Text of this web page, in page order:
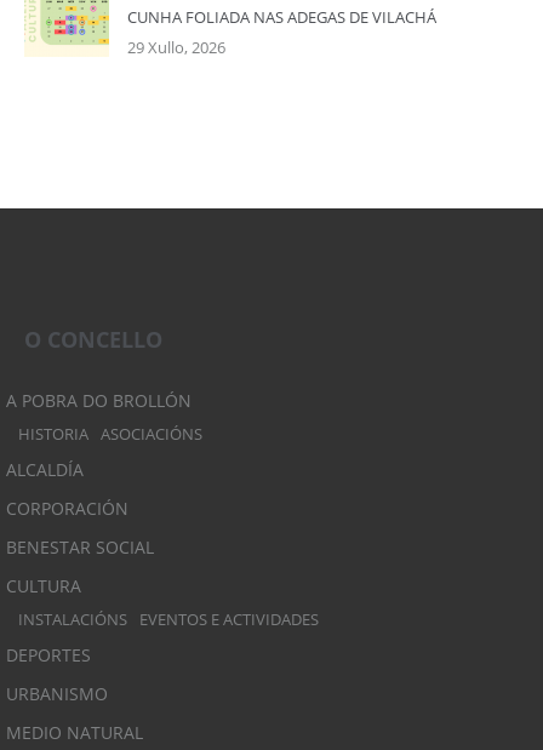
CUNHA FOLIADA NAS ADEGAS DE VILACHÁ
29 Xullo, 2026
O CONCELLO
A POBRA DO BROLLÓN
HISTORIA ASOCIACIÓNS
ALCALDÍA
CORPORACIÓN
BENESTAR SOCIAL
CULTURA
INSTALACIÓNS EVENTOS E ACTIVIDADES
DEPORTES
URBANISMO
MEDIO NATURAL